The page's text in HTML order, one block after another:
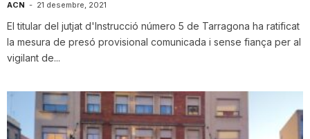
ACN - 21 desembre, 2021
El titular del jutjat d'Instrucció número 5 de Tarragona ha ratificat
la mesura de presó provisional comunicada i sense fiança per al
vigilant de...